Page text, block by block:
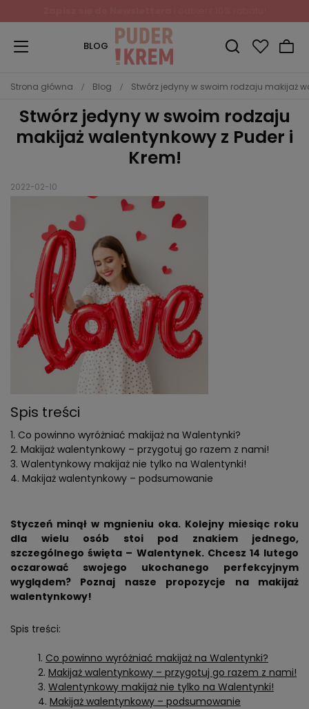
BLOG
Strona główna Blog Stwórz jedyny w swoim rodzaju makijaż
Stwórz jedyny w swoim rodzaju
makijaż walentynkowy z Puder i
Krem!
2022-02-10
Spis treści
Co powinno wyróżniać makijaż na Walentynki?
Makijaż walentynkowy – przygotuj go razem z nami!
Walentynkowy makijaż nie tylko na Walentynki!
Makijaż walentynkowy – podsumowanie
Styczeń minął w mgnieniu oka. Kolejny miesiąc roku
dla wielu osób stoi pod znakiem jednego,
szczególnego święta – Walentynek. Chcesz 14 lutego
oczarować swojego ukochanego perfekcyjnym
wyglądem? Poznaj nasze propozycje na makijaż
walentynkowy!
Spis treści:
Co powinno wyróżniać makijaż na Walentynki?
Makijaż walentynkowy – przygotuj go razem z nami!
Walentynkowy makijaż nie tylko na Walentynki!
Makijaż walentynkowy – podsumowanie